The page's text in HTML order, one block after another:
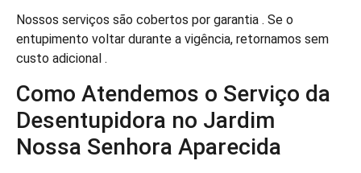
Nossos serviços são cobertos por garantia . Se o
entupimento voltar durante a vigência, retornamos sem
custo adicional .
Como Atendemos o Serviço da
Desentupidora no Jardim
Nossa Senhora Aparecida